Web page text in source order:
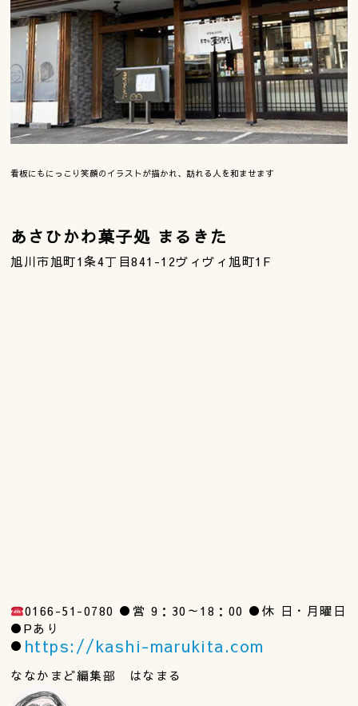
看板にもにっこり笑顔のイラストが描かれ、訪れる人を和ませます
あさひかわ菓子処 まるきた
旭川市旭町1条4丁目841-12ヴィヴィ旭町1F
0166-51-0780 ●営 9：30～18：00 ●休 日・月曜日
●Pあり
● https://kashi-marukita.com
ななかまど編集部 はなまる